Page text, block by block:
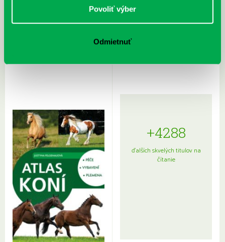
Povoliť výber
Odmietnuť
Sprievodca po hviezdnej oblohe
kompletný sprievodca
+4288
ďalších skvelých titulov na
čítanie